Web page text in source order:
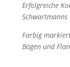
Erfolgreiche
Farbig
Bögen und